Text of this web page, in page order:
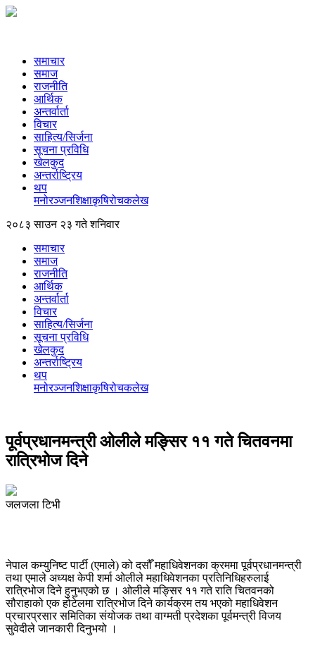
समाचार
समाज
राजनीति
आर्थिक
अन्तर्वार्ता
विचार
साहित्य/सिर्जना
सूचना प्रविधि
खेलकुद
अन्तर्राष्ट्रिय
थप
मनोरञ्‍जनशिक्षाकृषिरोचकलेख
२०८३ साउन २३ गते शनिवार
समाचार
समाज
राजनीति
आर्थिक
अन्तर्वार्ता
विचार
साहित्य/सिर्जना
सूचना प्रविधि
खेलकुद
अन्तर्राष्ट्रिय
थप
मनोरञ्‍जनशिक्षाकृषिरोचकलेख
पूर्वप्रधानमन्त्री ओलीले मङ्सिर ११ गते चितवनमा
रात्रिभोज दिने
जलजला टिभी
नेपाल कम्युनिष्ट पार्टी (एमाले) को दसौँ महाधिवेशनका क्रममा पूर्वप्रधानमन्त्री
तथा एमाले अध्यक्ष केपी शर्मा ओलीले महाधिवेशनका प्रतिनिधिहरुलाई
रात्रिभोज दिने हुनुभएको छ । ओलीले मङ्सिर ११ गते राति चितवनको
सौराहाको एक होटेलमा रात्रिभोज दिने कार्यक्रम तय भएको महाधिवेशन
प्रचारप्रसार समितिका संयोजक तथा वाग्मती प्रदेशका पूर्वमन्त्री विजय
सुवेदीले जानकारी दिनुभयो ।